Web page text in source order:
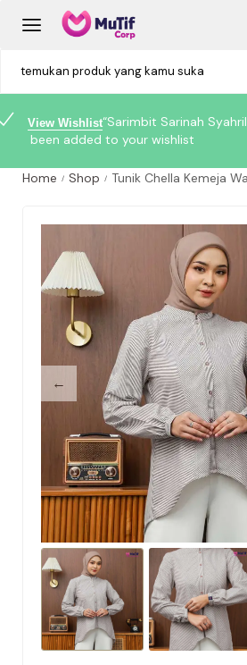
View Wishlist“Sarimbit Sarinah
been added to your wishlist
Home / Shop / Tunik Chella Kemeja